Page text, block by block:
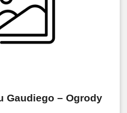
Gaudiego – Ogrody